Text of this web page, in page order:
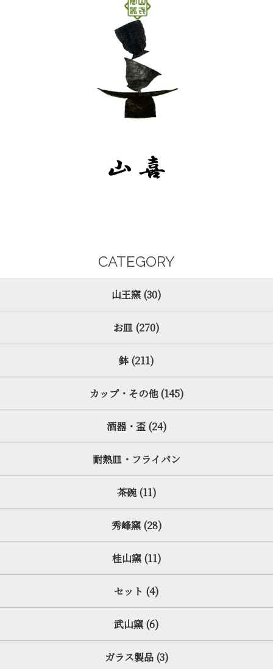
CATEGORY
山王窯 (30)
お皿 (270)
鉢 (211)
カップ・その他 (145)
酒器・盃 (24)
耐熱皿・フライパン
茶碗 (11)
秀峰窯 (28)
桂山窯 (11)
セット (4)
武山窯 (6)
ガラス製品 (3)